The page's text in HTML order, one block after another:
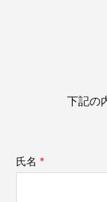
下記の
氏名
(必